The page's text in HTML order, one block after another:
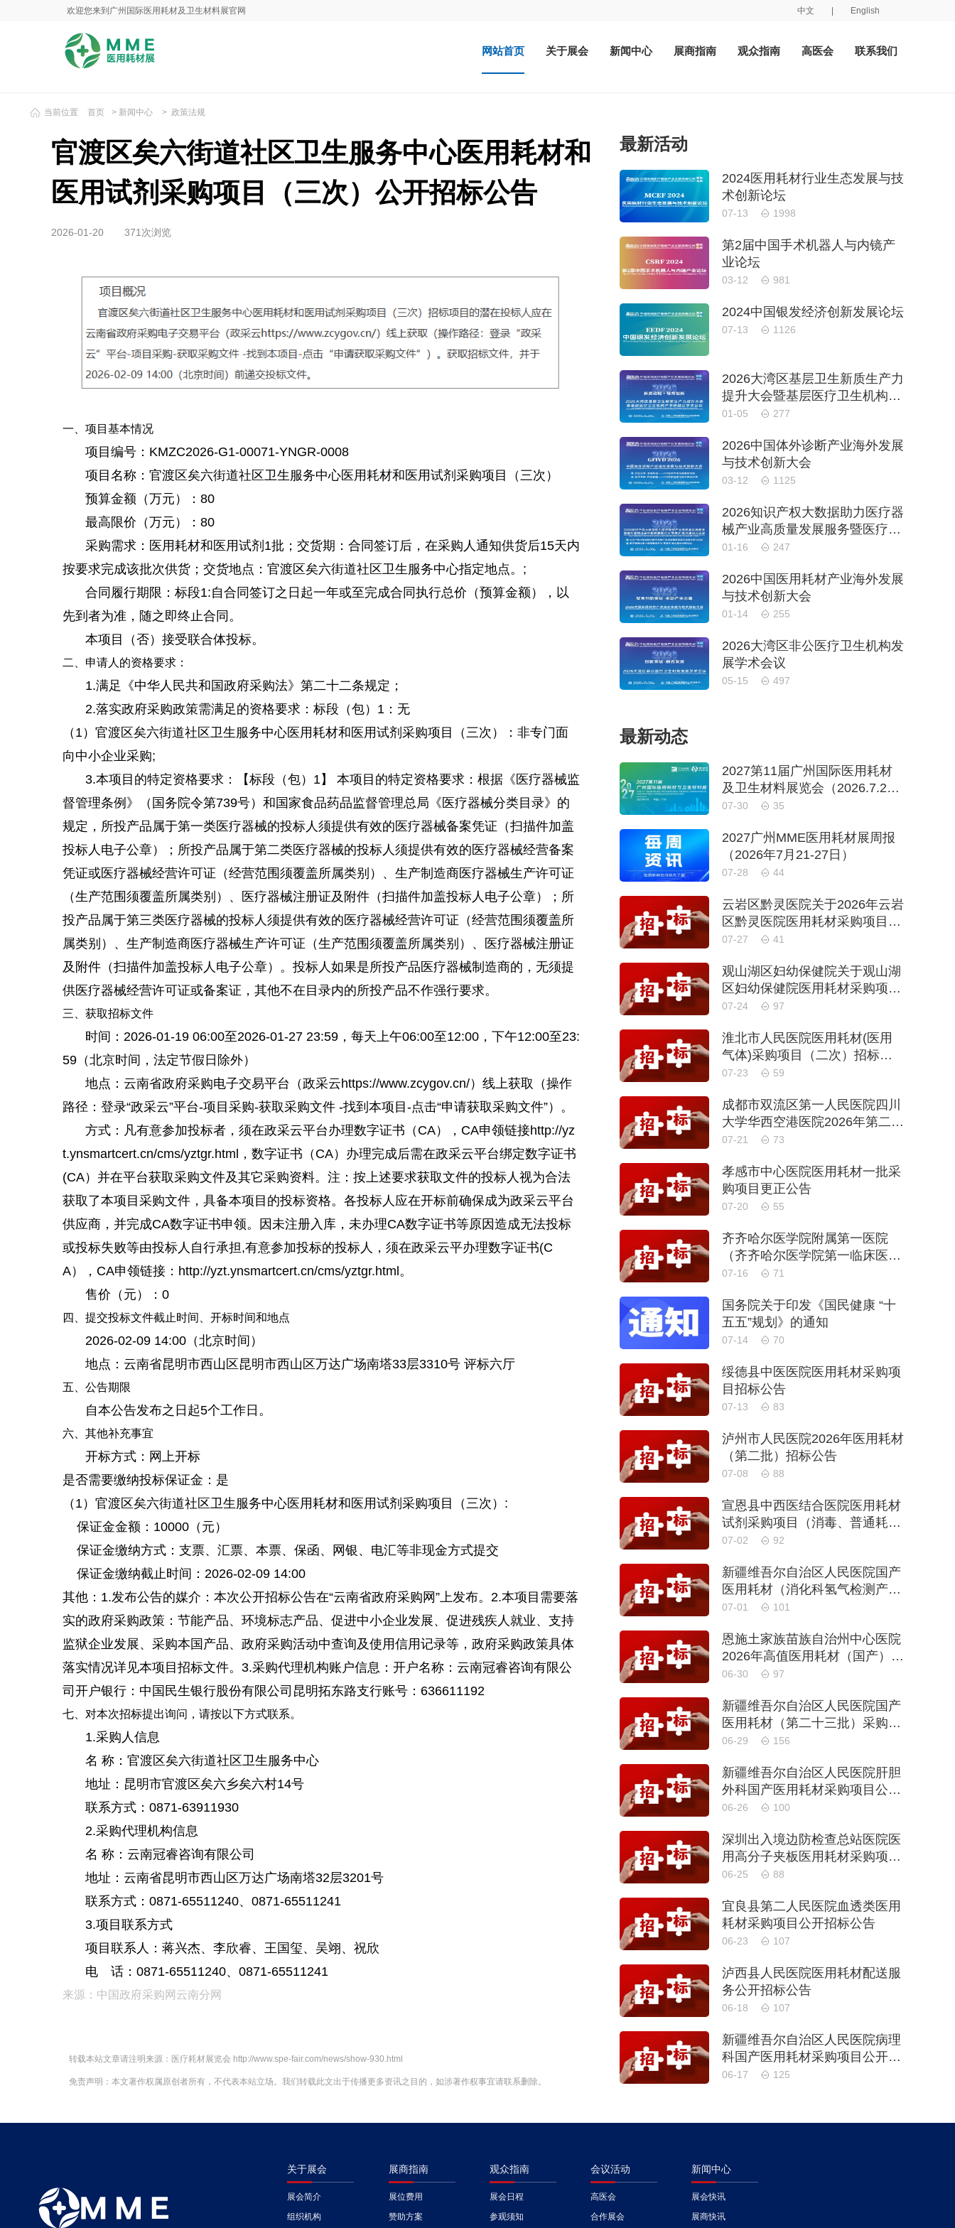
欢迎您来到广州国际医用耗材及卫生材料展官网 中文 English
网站首页 关于展会 新闻中心 展商指南 观众指南 高医会 联系我们
当前位置 首页 > 新闻中心 > 政策法规
官渡区矣六街道社区卫生服务中心医用耗材和
医用试剂采购项目（三次）公开招标公告
2026-01-20 371次浏览
一、项目基本情况
项目编号：KMZC2026-G1-00071-YNGR-0008
项目名称：官渡区矣六街道社区卫生服务中心医用耗材和医用试剂采购项目（三次）
预算金额（万元）：80
最高限价（万元）：80
采购需求：医用耗材和医用试剂1批；交货期：合同签订后，在采购人通知供货后15天内
按要求完成该批次供货；交货地点：官渡区矣六街道社区卫生服务中心指定地点。;
合同履行期限：标段1:自合同签订之日起一年或至完成合同执行总价（预算金额），以
先到者为准，随之即终止合同。
本项目（否）接受联合体投标。
二、申请人的资格要求：
1.满足《中华人民共和国政府采购法》第二十二条规定；
2.落实政府采购政策需满足的资格要求：标段（包）1：无
（1）官渡区矣六街道社区卫生服务中心医用耗材和医用试剂采购项目（三次）：非专门面
向中小企业采购;
3.本项目的特定资格要求：【标段（包）1】 本项目的特定资格要求：根据《医疗器械监
督管理条例》（国务院令第739号）和国家食品药品监督管理总局《医疗器械分类目录》的
规定，所投产品属于第一类医疗器械的投标人须提供有效的医疗器械备案凭证（扫描件加盖
投标人电子公章）；所投产品属于第二类医疗器械的投标人须提供有效的医疗器械经营备案
凭证或医疗器械经营许可证（经营范围须覆盖所属类别）、生产制造商医疗器械生产许可证
（生产范围须覆盖所属类别）、医疗器械注册证及附件（扫描件加盖投标人电子公章）；所
投产品属于第三类医疗器械的投标人须提供有效的医疗器械经营许可证（经营范围须覆盖所
属类别）、生产制造商医疗器械生产许可证（生产范围须覆盖所属类别）、医疗器械注册证
及附件（扫描件加盖投标人电子公章）。投标人如果是所投产品医疗器械制造商的，无须提
供医疗器械经营许可证或备案证，其他不在目录内的所投产品不作强行要求。
三、获取招标文件
时间：2026-01-19 06:00至2026-01-27 23:59，每天上午06:00至12:00，下午12:00至23:
59（北京时间，法定节假日除外）
地点：云南省政府采购电子交易平台（政采云https://www.zcygov.cn/）线上获取（操作
路径：登录“政采云”平台-项目采购-获取采购文件 -找到本项目-点击“申请获取采购文件”）。
方式：凡有意参加投标者，须在政采云平台办理数字证书（CA），CA申领链接http://yz
t.ynsmartcert.cn/cms/yztgr.html，数字证书（CA）办理完成后需在政采云平台绑定数字证书
(CA）并在平台获取采购文件及其它采购资料。注：按上述要求获取文件的投标人视为合法
获取了本项目采购文件，具备本项目的投标资格。各投标人应在开标前确保成为政采云平台
供应商，并完成CA数字证书申领。因未注册入库，未办理CA数字证书等原因造成无法投标
或投标失败等由投标人自行承担,有意参加投标的投标人，须在政采云平办理数字证书(C
A），CA申领链接：http://yzt.ynsmartcert.cn/cms/yztgr.html。
售价（元）：0
四、提交投标文件截止时间、开标时间和地点
2026-02-09 14:00（北京时间）
地点：云南省昆明市西山区昆明市西山区万达广场南塔33层3310号 评标六厅
五、公告期限
自本公告发布之日起5个工作日。
六、其他补充事宜
开标方式：网上开标
是否需要缴纳投标保证金：是
（1）官渡区矣六街道社区卫生服务中心医用耗材和医用试剂采购项目（三次）:
保证金金额：10000（元）
保证金缴纳方式：支票、汇票、本票、保函、网银、电汇等非现金方式提交
保证金缴纳截止时间：2026-02-09 14:00
其他：1.发布公告的媒介：本次公开招标公告在“云南省政府采购网”上发布。2.本项目需要落
实的政府采购政策：节能产品、环境标志产品、促进中小企业发展、促进残疾人就业、支持
监狱企业发展、采购本国产品、政府采购活动中查询及使用信用记录等，政府采购政策具体
落实情况详见本项目招标文件。3.采购代理机构账户信息：开户名称：云南冠睿咨询有限公
司开户银行：中国民生银行股份有限公司昆明拓东路支行账号：636611192
七、对本次招标提出询问，请按以下方式联系。
1.采购人信息
名 称：官渡区矣六街道社区卫生服务中心
地址：昆明市官渡区矣六乡矣六村14号
联系方式：0871-63911930
2.采购代理机构信息
名 称：云南冠睿咨询有限公司
地址：云南省昆明市西山区万达广场南塔32层3201号
联系方式：0871-65511240、0871-65511241
3.项目联系方式
项目联系人：蒋兴杰、李欣睿、王国玺、吴翊、祝欣
电 话：0871-65511240、0871-65511241
来源：中国政府采购网云南分网
转载本站文章请注明来源： 医疗耗材展览会 http://www.spe-fair.com/news/show-930.html
免责声明：本文著作权属原创者所有，不代表本站立场。我们转载此文出于传播更多资讯之目的，如涉著作权事宜请联系删除。
最新活动
2024医用耗材行业生态发展与技
术创新论坛
07-13 1998
第2届中国手术机器人与内镜产
业论坛
03-12 981
2024中国银发经济创新发展论坛
07-13 1126
2026大湾区基层卫生新质生产力
提升大会暨基层医疗卫生机构产
学研融合学术会议
01-05 277
2026中国体外诊断产业海外发展
与技术创新大会
03-12 1125
2026知识产权大数据助力医疗器
械产业高质量发展服务暨医疗器
械注册申报质量提升与'零发
01-16 247
2026中国医用耗材产业海外发展
与技术创新大会
01-14 255
2026大湾区非公医疗卫生机构发
展学术会议
05-15 497
最新动态
2027第11届广州国际医用耗材
及卫生材料展览会（2026.7.21-
7.27周报）
07-30 35
2027广州MME医用耗材展周报
（2026年7月21-27日）
07-28 44
云岩区黔灵医院关于2026年云岩
区黔灵医院医用耗材采购项目
（品目三）三次招标的公开招标
07-27 41
观山湖区妇幼保健院关于观山湖
区妇幼保健院医用耗材采购项目
的公开招标公告
07-24 97
淮北市人民医院医用耗材(医用
气体)采购项目（二次）招标公
告
07-23 59
成都市双流区第一人民医院四川
大学华西空港医院2026年第二批
医用耗材采购项目招标公告
07-21 73
孝感市中心医院医用耗材一批采
购项目更正公告
07-20 55
齐齐哈尔医学院附属第一医院
（齐齐哈尔医学院第一临床医学
院）口腔科医用耗材招标公告
07-16 71
国务院关于印发《国民健康 “十
五五”规划》的通知
07-14 70
绥德县中医医院医用耗材采购项
目招标公告
07-13 83
泸州市人民医院2026年医用耗材
（第二批）招标公告
07-08 88
宣恩县中西医结合医院医用耗材
试剂采购项目（消毒、普通耗
材）公开招标公告
07-02 92
新疆维吾尔自治区人民医院国产
医用耗材（消化科氢气检测产品
耗材）采购项目单一来源公示
07-01 101
恩施土家族苗族自治州中心医院
2026年高值医用耗材（国产）采
购项目第二次公开招标公告
06-30 97
新疆维吾尔自治区人民医院国产
医用耗材（第二十三批）采购项
目公开招标公告
06-29 156
新疆维吾尔自治区人民医院肝胆
外科国产医用耗材采购项目公开
招标公告
06-26 100
深圳出入境边防检查总站医院医
用高分子夹板医用耗材采购项目
更正公告
06-25 88
宜良县第二人民医院血透类医用
耗材采购项目公开招标公告
06-23 107
泸西县人民医院医用耗材配送服
务公开招标公告
06-18 107
新疆维吾尔自治区人民医院病理
科国产医用耗材采购项目公开招
标公告
06-17 125
关于展会
展会简介
组织机构
展商指南
展位费用
赞助方案
观众指南
展会日程
参观须知
会议活动
高医会
合作展会
新闻中心
展会快讯
展商快讯